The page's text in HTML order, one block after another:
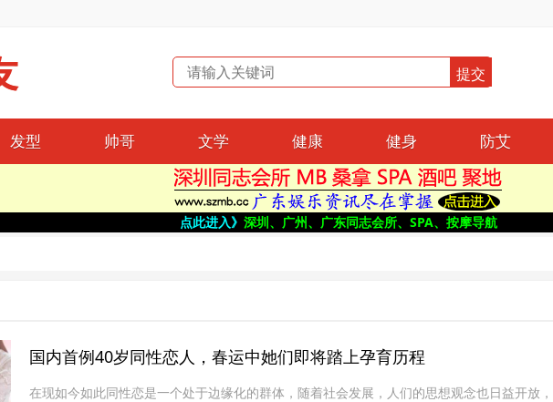
发型 帅哥 文学 健康 健身 防艾
点此进入》 深圳、广州、广东同志会所、SPA、按摩导航
国内首例40岁同性恋人，春运中她们即将踏上孕育历程
在现如今如此同性恋是一个处于边缘化的群体，随着社会发展，人们的思想观念也日益开放，